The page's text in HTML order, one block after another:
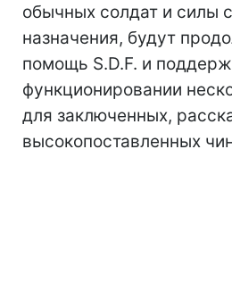
обычных солдат и силы
назначения, будут
помощь S.D.F. и
функционировании
для заключенных,
высокопоставленных